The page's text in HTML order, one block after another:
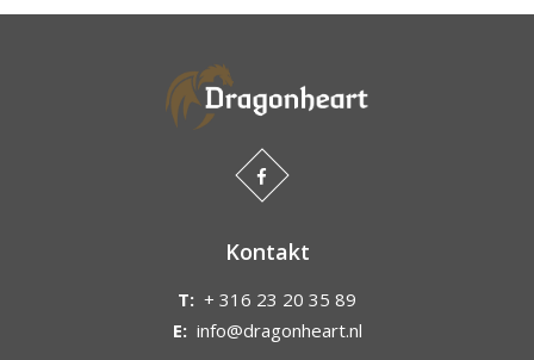
Kontakt
T: + 316 23 20 35 89
E: info@dragonheart.nl